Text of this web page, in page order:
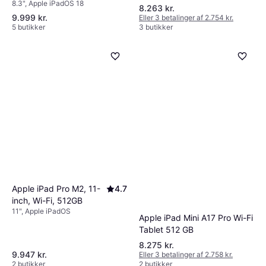
8.3", Apple iPadOS 18
9.999 kr.
5 butikker
8.263 kr.
Eller 3 betalinger af 2.754 kr.
3 butikker
Apple iPad Pro M2, 11-
inch, Wi-Fi, 512GB
4.7
11", Apple iPadOS
9.947 kr.
2 butikker
Apple iPad Mini A17 Pro Wi-Fi
Tablet 512 GB
8.275 kr.
Eller 3 betalinger af 2.758 kr.
2 butikker